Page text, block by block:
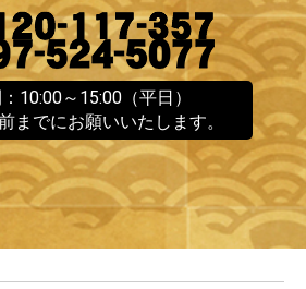
10:00～15:00（平日）
までにお願いいたします。